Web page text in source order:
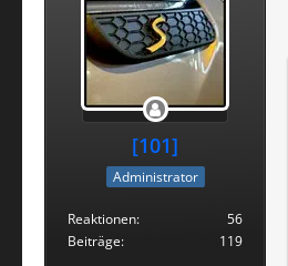
[101]
Administrator
Reaktionen
56
Beiträge
119